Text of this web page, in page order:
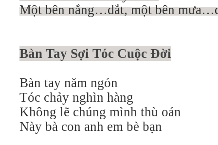
Một bên nắng…dắt, một bên
Bàn Tay Sợi Tóc Cuộc Đời
Bàn tay năm ngón
Tóc chảy nghìn hàng
Không lẽ chúng mình thù oán
Này bà con anh em bè bạn